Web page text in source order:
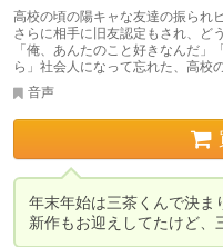
高校の頃の陽キャな友達の振られ
さらに相手に旧友認定もされ、ど
「俺、あんたのこと好きなんだ
ら」社会人になって忘れた、高校
音声
年末年始は三茶くんで決ま
新作もお迎えしてたけど、